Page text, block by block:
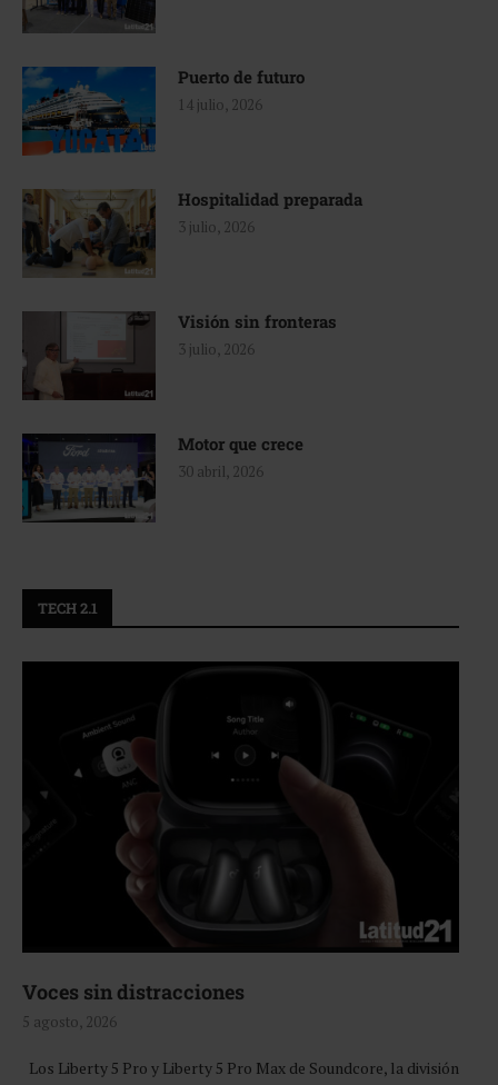
Puerto de futuro
14 julio, 2026
Hospitalidad preparada
3 julio, 2026
Visión sin fronteras
3 julio, 2026
Motor que crece
30 abril, 2026
TECH 2.1
Voces sin distracciones
5 agosto, 2026
Los Liberty 5 Pro y Liberty 5 Pro Max de Soundcore, la división